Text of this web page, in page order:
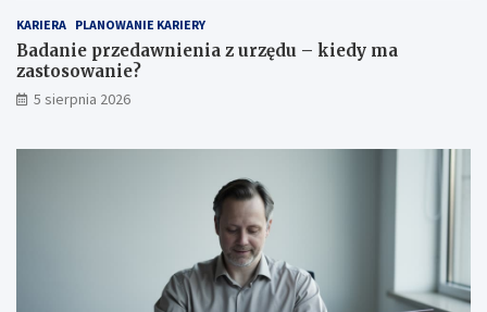
KARIERA PLANOWANIE KARIERY
Badanie przedawnienia z urzędu – kiedy ma
zastosowanie?
5 sierpnia 2026